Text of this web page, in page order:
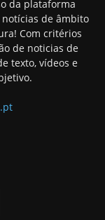
da plataforma
de âmbito
Com critérios
de noticias de
texto, vídeos e